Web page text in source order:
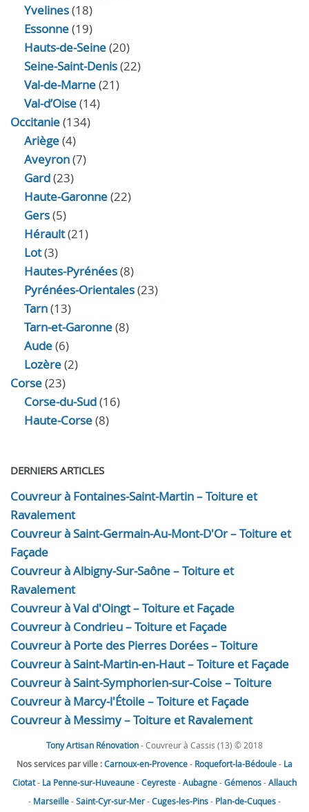
Yvelines(18)
Essonne(19)
Hauts-de-Seine(20)
Seine-Saint-Denis(22)
Val-de-Marne(21)
Val-d’Oise(14)
Occitanie(134)
Ariège(4)
Aveyron(7)
Gard(23)
Haute-Garonne(22)
Gers(5)
Hérault(21)
Lot(3)
Hautes-Pyrénées(8)
Pyrénées-Orientales(23)
Tarn(13)
Tarn-et-Garonne(8)
Aude(6)
Lozère(2)
Corse(23)
Corse-du-Sud(16)
Haute-Corse(8)
DERNIERS ARTICLES
Couvreur à Fontaines-Saint-Martin – Toiture et
Ravalement
Couvreur à Saint-Germain-Au-Mont-D'Or – Toiture et
Façade
Couvreur à Albigny-Sur-Saône – Toiture et
Ravalement
Couvreur à Val d'Oingt – Toiture et Façade
Couvreur à Condrieu – Toiture et Façade
Couvreur à Porte des Pierres Dorées – Toiture
Couvreur à Saint-Martin-en-Haut – Toiture et Façade
Couvreur à Saint-Symphorien-sur-Coise – Toiture
Couvreur à Marcy-l'Étoile – Toiture et Façade
Couvreur à Messimy – Toiture et Ravalement
Tony Artisan Rénovation- Couvreur à Cassis (13) © 2018
Nos services par ville :Carnoux-en-Provence- Roquefort-la-Bédoule- La
Ciotat- La Penne-sur-Huveaune-Ceyreste-Aubagne-Gémenos-Allauch
- Marseille-Saint-Cyr-sur-Mer-Cuges-les-Pins- Plan-de-Cuques-